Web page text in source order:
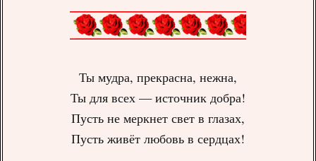
Ты мудра, прекрасна, нежна,
Ты для всех — источник добра!
Пусть не меркнет свет в глазах,
Пусть живёт любовь в сердцах!